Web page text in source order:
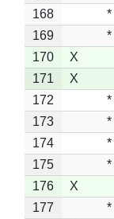
168
*
169
*
170
X
171
X
172
*
173
*
174
*
175
*
176
X
177
*